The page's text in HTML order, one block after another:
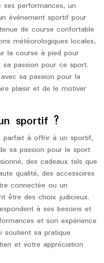
performances, un
événement sportif pour
de course confortable
météorologiques locales,
la course à pied pour
passion pour ce sport.
sa passion pour la
plaisir et de le motiver
sportif ?
parfait à offrir à un sportif,
sa passion pour le sport
des cadeaux tels que
qualité, des accessoires
connectée ou un
être des choix judicieux.
à ses besoins et
et son expérience
soutient sa pratique
et votre appréciation